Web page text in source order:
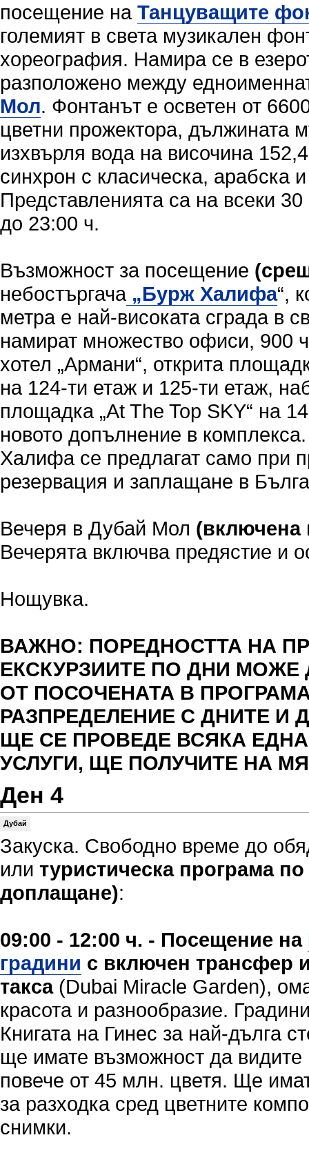
посещение на Танцуващите
големият в света музикален
хореография. Намира се в
разположено между
Мол. Фонтанът е осветен от
цветни прожектора, дължината
изхвърля вода на височина
синхрон с класическа, арабска
Представленията са на всеки
до 23:00 ч.
Възможност за посещение
небостъргача„Бурж Халифа“,
метра е най-високата сграда в
намират множество офиси, 900
хотел „Армани“, открита
на 124-ти етаж и 125-ти етаж,
площадка „At The Top SKY“ на
новото допълнение в
Халифа се предлагат само при
резервация и заплащане в
Вечеря в Дубай Мол (включена
Вечерята включва предястиe и
Нощувка.
ВАЖНО: ПОРЕДНОСТТА НА
ЕКСКУРЗИИТЕ ПО ДНИ МОЖЕ
ОТ ПОСОЧЕНАТА В
РАЗПРЕДЕЛЕНИЕ С ДНИТЕ И
ЩЕ СЕ ПРОВЕДЕ ВСЯКА
УСЛУГИ, ЩЕ ПОЛУЧИТЕ НА
Ден 4
Дубай
Закуска. Свободно време до
или туристическа програма
доплащане):
09:00 - 12:00 ч. - Посещение на
градини с включен трансфер
такса (Dubai Miracle Garden),
красота и разнообразие.
Книгата на Гинес за най-дълга
ще имате възможност да видите
повече от 45 млн. цветя. Ще
за разходка сред цветните
снимки.